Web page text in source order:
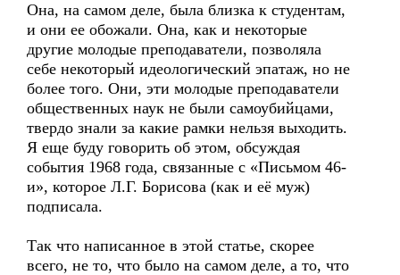
Она, на самом деле, была близка к студентам,
и они ее обожали. Она, как и некоторые
другие молодые преподаватели, позволяла
себе некоторый идеологический эпатаж, но не
более того. Они, эти молодые преподаватели
общественных наук не были самоубийцами,
твердо знали за какие рамки нельзя выходить.
Я еще буду говорить об этом, обсуждая
события 1968 года, связанные с «Письмом 46-
и», которое Л.Г. Борисова (как и её муж)
подписала.
Так что написанное в этой статье, скорее
всего, не то, что было на самом деле, а то, что